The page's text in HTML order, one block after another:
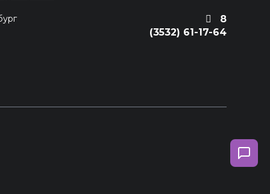
8
(3532) 61-17-64